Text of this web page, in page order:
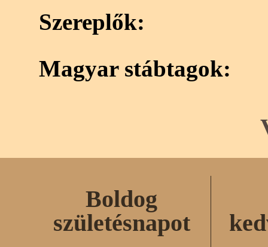
Szereplők:
Magyar stábtagok:
Boldog
születésnapot